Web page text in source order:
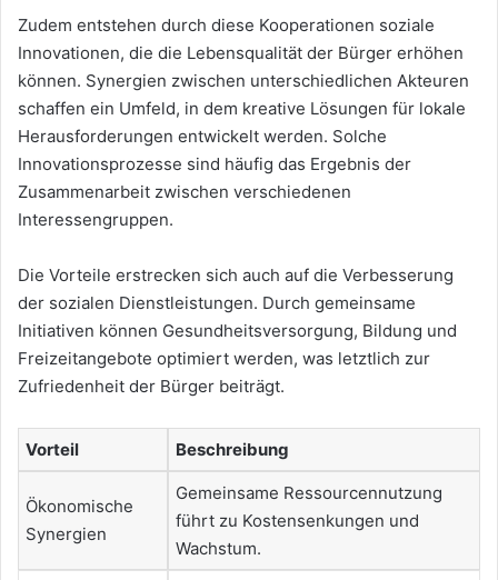
Zudem entstehen durch diese Kooperationen soziale
Innovationen, die die Lebensqualität der Bürger erhöhen
können. Synergien zwischen unterschiedlichen Akteuren
schaffen ein Umfeld, in dem kreative Lösungen für lokale
Herausforderungen entwickelt werden. Solche
Innovationsprozesse sind häufig das Ergebnis der
Zusammenarbeit zwischen verschiedenen
Interessengruppen.
Die Vorteile erstrecken sich auch auf die Verbesserung
der sozialen Dienstleistungen. Durch gemeinsame
Initiativen können Gesundheitsversorgung, Bildung und
Freizeitangebote optimiert werden, was letztlich zur
Zufriedenheit der Bürger beiträgt.
Vorteil Beschreibung
Ökonomische
Synergien
Gemeinsame Ressourcennutzung
führt zu Kostensenkungen und
Wachstum.